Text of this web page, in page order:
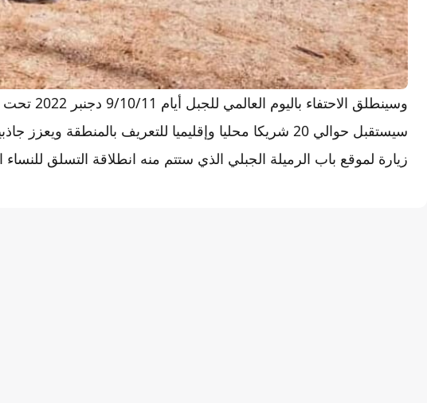
وسينطلق
سيستقبل حوالي 20 شريكا محليا وإقليميا للتعريف بالمنطقة
زيارة لموقع باب الرميلة الجبلي الذي ستتم منه انطلاقة التسلق